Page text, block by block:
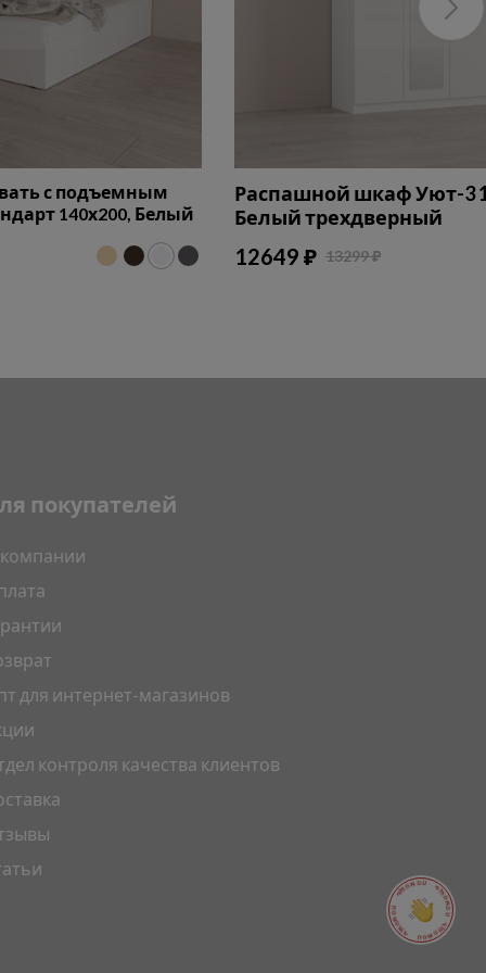
с подъемным
140х200, Белый
Распашной шкаф Уют-3
Белый трехдверный
12649 ₽ 13299 ₽
ПОМОЩЬ ПОМОЩЬ ПОМОЩЬ ПОМОЩЬ
покупателей
для интернет-магазинов
контроля качества клиентов